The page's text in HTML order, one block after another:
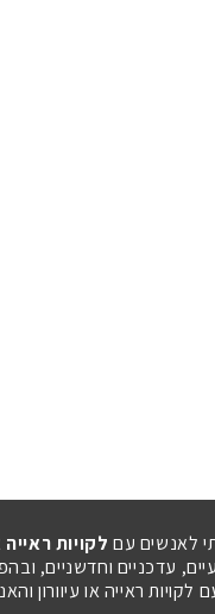
לאנשים עם לקויות ראייה
עדכניים וחדשניים,
ראייה או עיוורון